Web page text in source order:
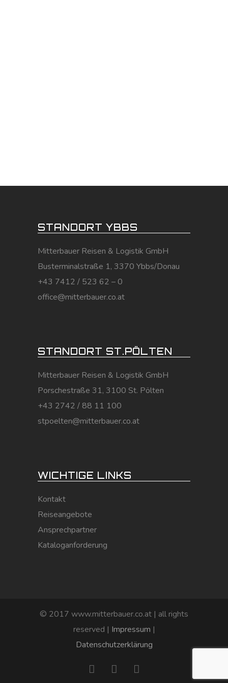
STANDORT YBBS
Mitterbauer Reisen & Logistik GmbH
Busterminalstraße 1, 3370 Ybbs/Donau
+43 7412 / 523 62 – 0
office@mitterbauer.co.at
STANDORT ST.PÖLTEN
Mitterbauer Reisen & Logistik GmbH
Porschestraße 31, 3100 St. Pölten
+43 2742 / 88 11 100
stpoelten@mitterbauer.co.at
WICHTIGE LINKS
Kontakt
Reiseangebote
Ansprechpartner
Kataloganforderung
© 2017 www.mitterbauer.co.at | all rights
reserved | Impressum |
Datenschutzerklärung